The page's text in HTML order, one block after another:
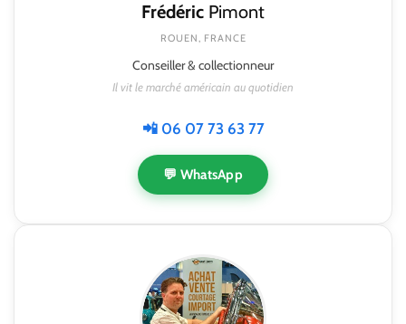
Frédéric Pimont
ROUEN, FRANCE
Conseiller & collectionneur
Il vit le marché américain au quotidien
📲 06 07 73 63 77
💬 WhatsApp